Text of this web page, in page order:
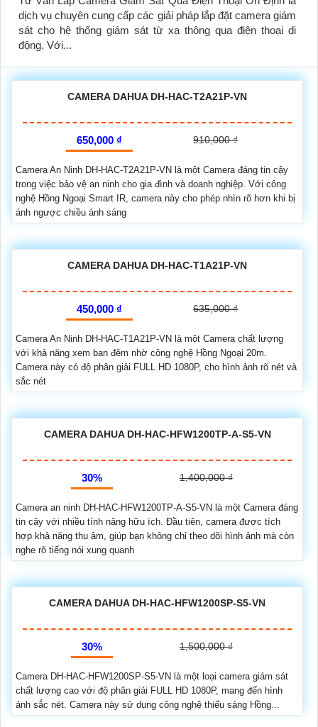
dịch vụ chuyên cung cấp các giải pháp lắp đặt camera giám
sát cho hệ thống giám sát từ xa thông qua điện thoại di
động. Với...
CAMERA DAHUA DH-HAC-T2A21P-VN
650,000 ₫ 910,000 ₫
Camera An Ninh DH-HAC-T2A21P-VN là một Camera đáng tin cậy
trong việc bảo vệ an ninh cho gia đình và doanh nghiệp. Với công
nghệ Hồng Ngoại Smart IR, camera này cho phép nhìn rõ hơn khi bị
ánh ngược chiều ánh sáng
CAMERA DAHUA DH-HAC-T1A21P-VN
450,000 ₫ 635,000 ₫
Camera An Ninh DH-HAC-T1A21P-VN là một Camera chất lượng
với khả năng xem ban đêm nhờ công nghệ Hồng Ngoại 20m.
Camera này có độ phân giải FULL HD 1080P, cho hình ảnh rõ nét và
sắc nét
CAMERA DAHUA DH-HAC-HFW1200TP-A-S5-VN
30% 1,400,000 ₫
Camera an ninh DH-HAC-HFW1200TP-A-S5-VN là một Camera đáng
tin cậy với nhiều tính năng hữu ích. Đầu tiên, camera được tích
hợp khả năng thu âm, giúp bạn không chỉ theo dõi hình ảnh mà còn
nghe rõ tiếng nói xung quanh
CAMERA DAHUA DH-HAC-HFW1200SP-S5-VN
30% 1,500,000 ₫
Camera DH-HAC-HFW1200SP-S5-VN là một loại camera giám sát
chất lượng cao với độ phân giải FULL HD 1080P, mang đến hình
ảnh sắc nét. Camera này sử dụng công nghệ thiếu sáng Hồng...